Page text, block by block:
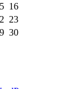
16
23
30